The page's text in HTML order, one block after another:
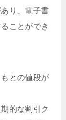
り、電子書
ことができ
との値段が
的な割引ク